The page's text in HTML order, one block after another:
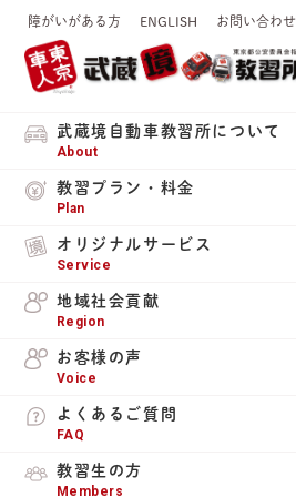
障がいがある方 ENGLISH お問い合わせ
武蔵境自動車教習所について
About
教習プラン・料金
Plan
オリジナルサービス
Service
地域社会貢献
Region
お客様の声
Voice
よくあるご質問
FAQ
教習生の方
Members